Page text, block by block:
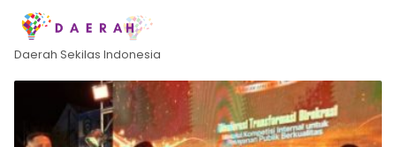
Daerah Sekilas Indonesia